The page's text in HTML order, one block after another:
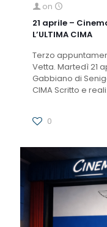
on
21 aprile –
L’ULTIMA CIMA
Terzo
Vetta. Martedì 21
Gabbiano di
CIMA Scritto e
0